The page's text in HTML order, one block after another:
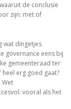
de conclusie
zijn: met of
wat dingetjes
governance eens bij
gemeenteraad ter
erg goed gaat?
Wet
vooral als het